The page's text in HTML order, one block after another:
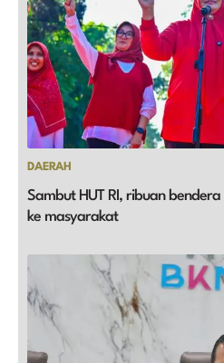
DAERAH
Sambut HUT RI, ribuan
ke masyarakat